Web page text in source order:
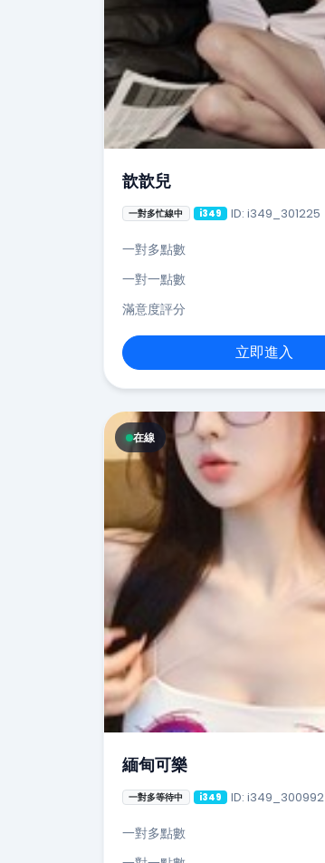
歆歆兒
一對多忙線中 i349 ID: i349_301225
一對多點數
一對一點數
滿意度評分
立即進入
在線
緬甸可樂
一對多等待中 i349 ID: i349_300992
一對多點數